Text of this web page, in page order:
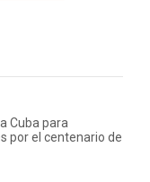
Cuba para
por el centenario de